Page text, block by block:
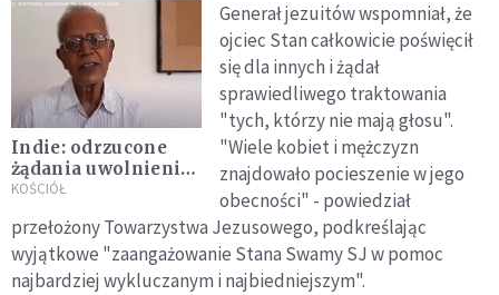
Indie: odrzucone
żądania uwolnienia
o. Swamy, jezuity
KOŚCIÓŁ
Generał jezuitów wspomniał, że
ojciec Stan całkowicie poświęcił
się dla innych i żądał
sprawiedliwego traktowania
"tych, którzy nie mają głosu".
"Wiele kobiet i mężczyzn
znajdowało pocieszenie w jego
obecności" - powiedział
przełożony Towarzystwa Jezusowego, podkreślając
wyjątkowe "zaangażowanie Stana Swamy SJ w pomoc
najbardziej wykluczanym i najbiedniejszym".